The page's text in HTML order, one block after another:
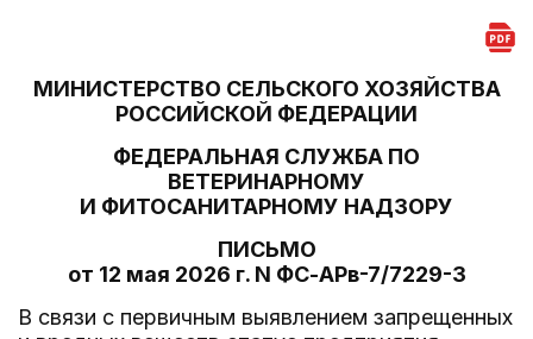
МИНИСТЕРСТВО СЕЛЬСКОГО ХОЗЯЙСТВА
РОССИЙСКОЙ ФЕДЕРАЦИИ
ФЕДЕРАЛЬНАЯ СЛУЖБА ПО
ВЕТЕРИНАРНОМУ
И ФИТОСАНИТАРНОМУ НАДЗОРУ
ПИСЬМО
от 12 мая 2026 г. N ФС-АРв-7/7229-3
В связи с первичным выявлением запрещенных